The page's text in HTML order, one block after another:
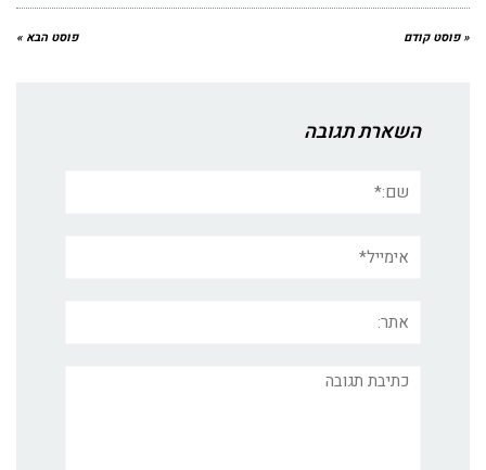
« פוסט קודם פוסט הבא »
השארת תגובה
תגובה